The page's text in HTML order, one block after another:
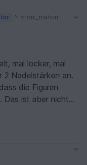
das
werden.
mit Nadel 2,5 zu
es mit Nadel 3,5
Details
mit einem Knäul
was aber
vroni_mahoni
mal locker, mal
2 Nadelstärken an.
die Figuren
Das ist aber nicht
Häkler selbst.
reichen, kann
noch ein paar
ist tatsächlich